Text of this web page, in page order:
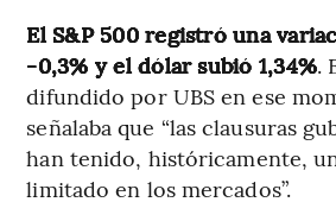
El S&P 500 registró una
-0,3% y el dólar subió 1,34%.
difundido por UBS en ese
señalaba que “las clausuras
han tenido, históricamente,
limitado en los mercados”.